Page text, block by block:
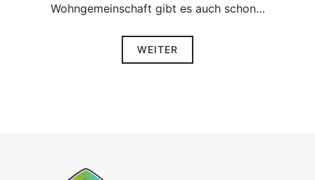
Wohngemeinschaft gibt es auch schon…
WEITER